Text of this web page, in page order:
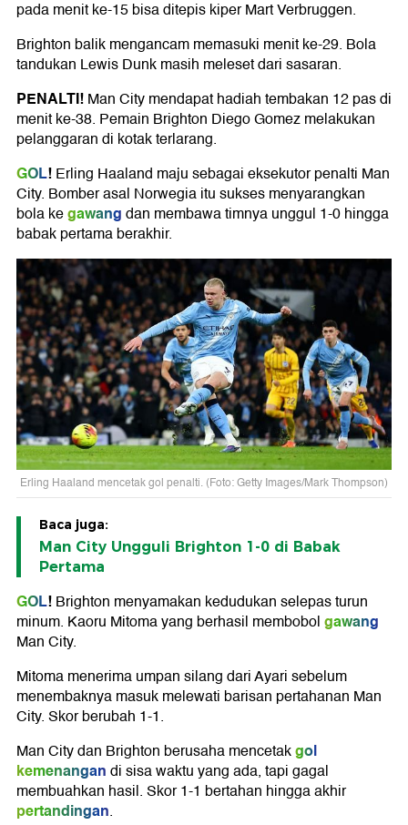
pada menit ke-15 bisa ditepis kiper Mart Verbruggen.
Brighton balik mengancam memasuki menit ke-29. Bola
tandukan Lewis Dunk masih meleset dari sasaran.
PENALTI!Man City mendapat hadiah tembakan 12 pas di
menit ke-38. Pemain Brighton Diego Gomez melakukan
pelanggaran di kotak terlarang.
GOL!Erling Haaland maju sebagai eksekutor penalti Man
City. Bomber asal Norwegia itu sukses menyarangkan
bola kegawangdan membawa timnya unggul 1-0 hingga
babak pertama berakhir.
Erling Haaland mencetak gol penalti. (Foto: Getty Images/Mark Thompson)
Baca juga:
Man City Ungguli Brighton 1-0 di Babak
Pertama
GOL!Brighton menyamakan kedudukan selepas turun
minum. Kaoru Mitoma yang berhasil membobolgawang
Man City.
Mitoma menerima umpan silang dari Ayari sebelum
menembaknya masuk melewati barisan pertahanan Man
City. Skor berubah 1-1.
Man City dan Brighton berusaha mencetakgol
kemenangandi sisa waktu yang ada, tapi gagal
membuahkan hasil. Skor 1-1 bertahan hingga akhir
pertandingan.